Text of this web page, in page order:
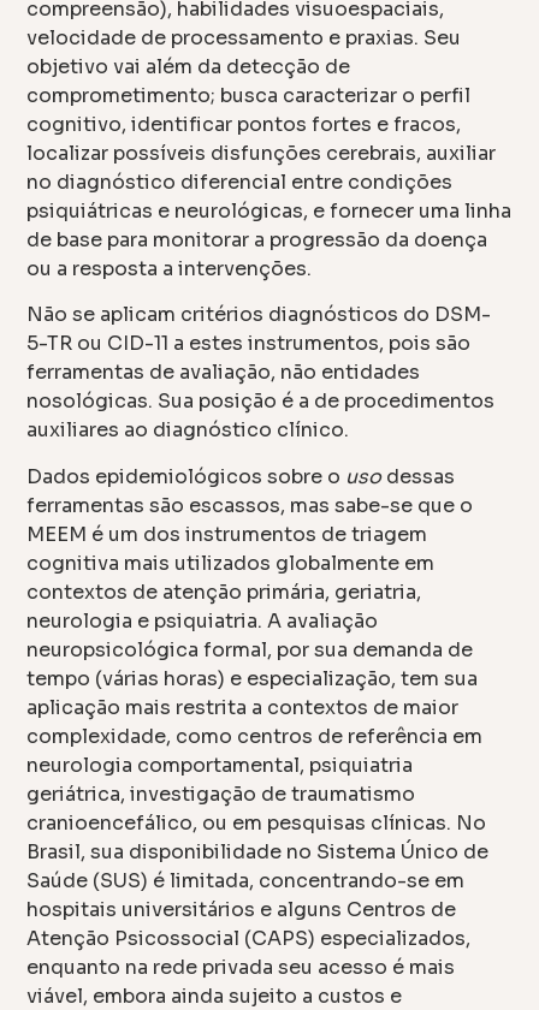
compreensão), habilidades visuoespaciais,
velocidade de processamento e praxias. Seu
objetivo vai além da detecção de
comprometimento; busca caracterizar o perfil
cognitivo, identificar pontos fortes e fracos,
localizar possíveis disfunções cerebrais, auxiliar
no diagnóstico diferencial entre condições
psiquiátricas e neurológicas, e fornecer uma linha
de base para monitorar a progressão da doença
ou a resposta a intervenções.
Não se aplicam critérios diagnósticos do DSM-
5-TR ou CID-11 a estes instrumentos, pois são
ferramentas de avaliação, não entidades
nosológicas. Sua posição é a de procedimentos
auxiliares ao diagnóstico clínico.
Dados epidemiológicos sobre o usodessas
ferramentas são escassos, mas sabe-se que o
MEEM é um dos instrumentos de triagem
cognitiva mais utilizados globalmente em
contextos de atenção primária, geriatria,
neurologia e psiquiatria. A avaliação
neuropsicológica formal, por sua demanda de
tempo (várias horas) e especialização, tem sua
aplicação mais restrita a contextos de maior
complexidade, como centros de referência em
neurologia comportamental, psiquiatria
geriátrica, investigação de traumatismo
cranioencefálico, ou em pesquisas clínicas. No
Brasil, sua disponibilidade no Sistema Único de
Saúde (SUS) é limitada, concentrando-se em
hospitais universitários e alguns Centros de
Atenção Psicossocial (CAPS) especializados,
enquanto na rede privada seu acesso é mais
viável, embora ainda sujeito a custos e